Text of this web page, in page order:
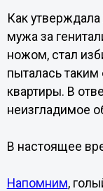
Как
мужа за
ножом, стал
пыталась
квартиры. В
неизгладимое
В настоящее
Напомним,